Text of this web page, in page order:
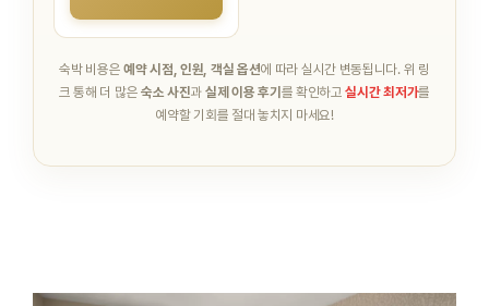
숙박 비용은예약 시점, 인원, 객실 옵션에 따라 실시간 변동됩니다. 위 링
크 통해 더 많은 숙소 사진과 실제 이용 후기를 확인하고실시간 최저가를
예약할 기회를 절대 놓치지 마세요!